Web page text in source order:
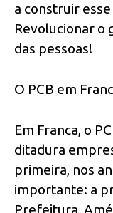
a construir
Revolucionar o
das pessoas!
O PCB em
Em Franca, o
ditadura
primeira, nos
importante: a
Prefeitura,